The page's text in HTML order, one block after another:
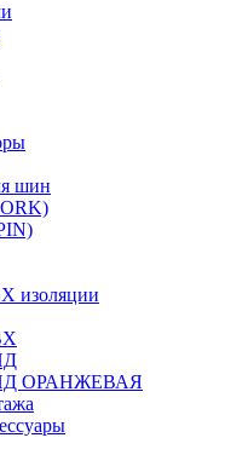
шин
изоляции
ОРАНЖЕВАЯ